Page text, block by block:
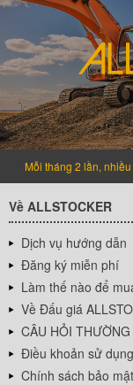
Mỗi tháng 2 lần,
Về ALLSTOCKER
Dịch vụ hướng dẫn
Đăng ký miễn phí
Làm thế nào để
Về Đấu giá
CÂU HỎI
Điều khoản sử dụng
Chính sách bảo mật